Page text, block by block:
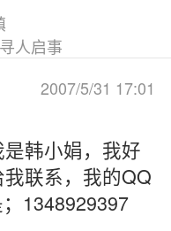
人启事
2007/5/31 17:01
韩小娟，我好
联系，我的QQ
1348929397